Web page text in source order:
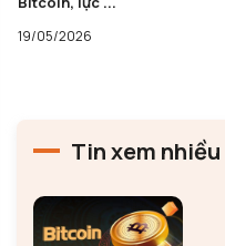
15/05/2026
Tin xem nhiều